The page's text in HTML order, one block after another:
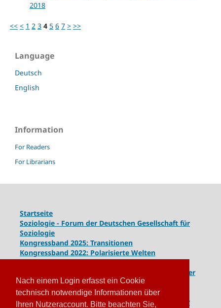
Nach einem Login erfasst ein Cookie
technisch notwendige Informationen über
Ihren Nutzeraccount. Bitte beachten Sie,
2018
<< < 1 2 3 4 5 6 7 > >>
Language
Deutsch
English
Information
For Readers
For Librarians
Startseite
Soziologie - Forum der Deutschen Gesellschaft für
Soziologie
Kongressband 2025: Transitionen
Kongressband 2022: Polarisierte Welten
Komplexe Dynamiken globaler
und lokaler Entwicklungen
Kongressband 2016: Geschlossene Gesellschaften
Kongressband 2014: Routinen der Krise - Krise der